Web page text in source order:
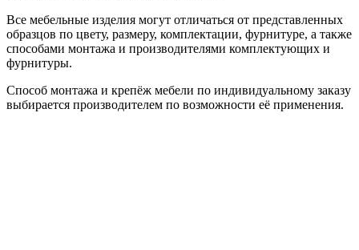
Все мебельные изделия могут отличаться от представленных
образцов по цвету, размеру, комплектации, фурнитуре, а также
способами монтажа и производителями комплектующих и
фурнитуры.
Способ монтажа и крепёж мебели по индивидуальному заказу
выбирается производителем по возможности её применения.